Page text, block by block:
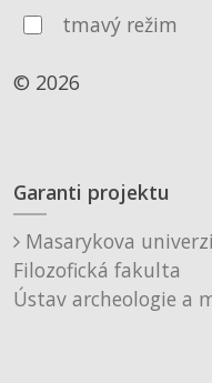
tmavý režim
© 2026
Garanti projektu
Masarykova
Filozofická fakulta
Ústav archeologie a